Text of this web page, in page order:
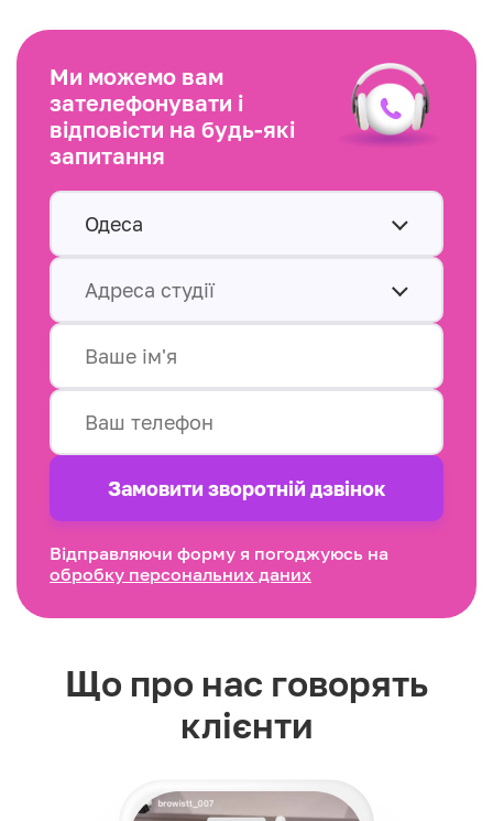
Ми можемо вам
зателефонувати і
відповісти на будь-які
запитання
Одеса
Адреса студії
Замовити зворотнiй дзвінок
Відправляючи форму я погоджуюсь на
обробку персональних даних
Що про нас говорять
клієнти